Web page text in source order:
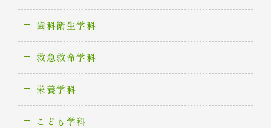
歯科衛生学科
救急救命学科
栄養学科
こども学科